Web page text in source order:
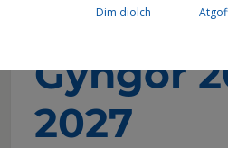
Eich
Gyngor
2027
Dim diolch